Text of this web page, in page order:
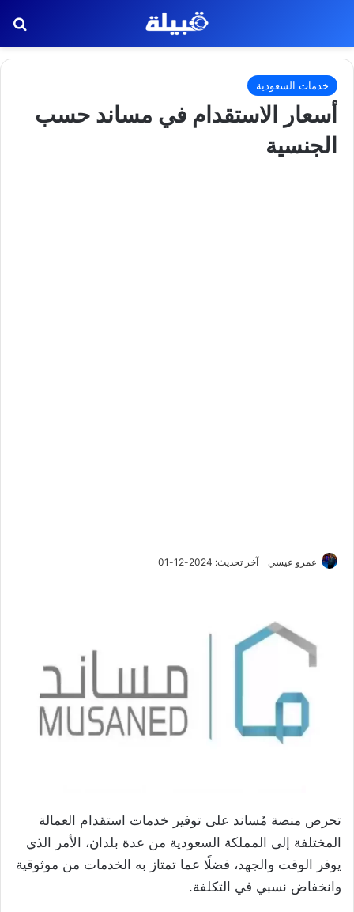
خدمات السعودية
أسعار الاستقدام في مساند حسب
الجنسية
عمرو عيسي آخر تحديث: 2024-12-01
تحرص منصة مُساند على توفير خدمات استقدام العمالة
المختلفة إلى المملكة السعودية من عدة بلدان، الأمر الذي
يوفر الوقت والجهد، فضلًا عما تمتاز به الخدمات من موثوقية
وانخفاض نسبي في التكلفة.